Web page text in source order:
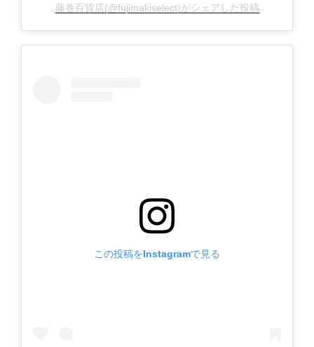
藤巻百貨店(@fujimakiselect)がシェアした投稿
この投稿をInstagramで見る